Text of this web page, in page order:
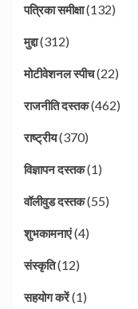
पत्रिका समीक्षा(132)
मुद्दा(312)
मोटीवेशनल स्पीच(22)
राजनीति दस्तक(462)
राष्ट्रीय(370)
विज्ञापन दस्तक(1)
वॉलीवुड दस्तक(55)
शुभकामनाएं(4)
संस्कृति(12)
सहयोग करें(1)